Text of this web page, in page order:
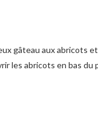
gâteau aux abricots
les abricots en bas du